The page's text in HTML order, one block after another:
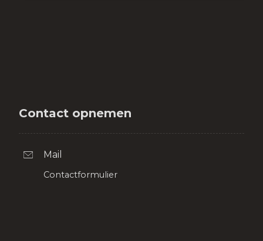
Contact opnemen
Mail
Contactformulier